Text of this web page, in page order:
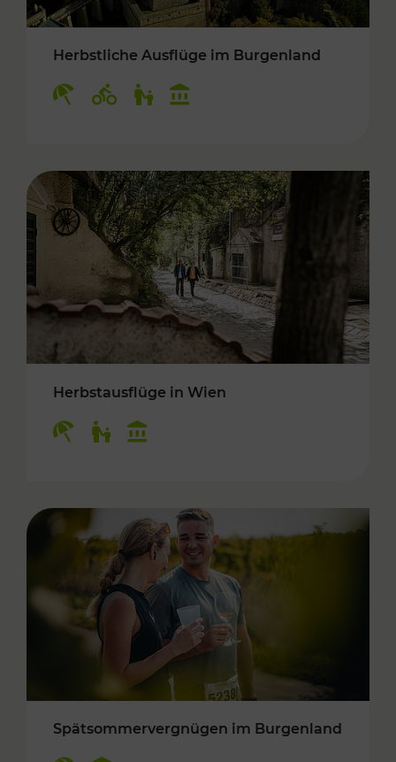
Herbstliche Ausflüge im Burgenland
Herbstausflüge in Wien
Spätsommervergnügen im Burgenland